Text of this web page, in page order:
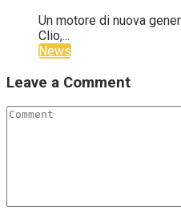
Un motore di nuova
Clio,...
News
Leave a Comment